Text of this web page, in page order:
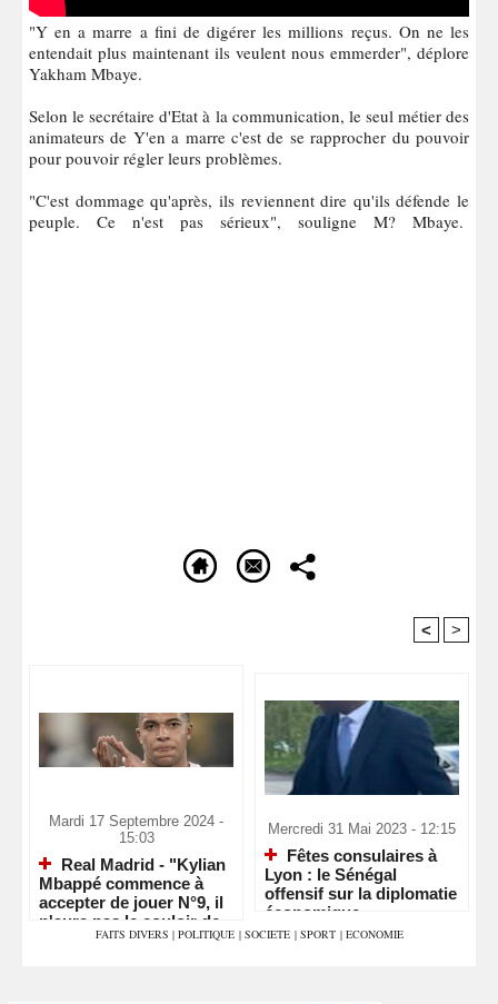
"Y en a marre a fini de digérer les millions reçus. On ne les
entendait plus maintenant ils veulent nous emmerder", déplore
Yakham Mbaye.
Selon le secrétaire d'Etat à la communication, le seul métier des
animateurs de Y'en a marre c'est de se rapprocher du pouvoir
pour pouvoir régler leurs problèmes.
"C'est dommage qu'après, ils reviennent dire qu'ils défende le
peuple. Ce n'est pas sérieux", souligne M? Mbaye.
< >
Mardi 17 Septembre 2024 -
15:03
Real Madrid - "Kylian
Mbappé commence à
accepter de jouer N°9, il
n'aura pas le couloir de
Vinicius"
Mercredi 31 Mai 2023 - 12:15
Fêtes consulaires à
Lyon : le Sénégal
offensif sur la diplomatie
économique
FAITS DIVERS | POLITIQUE | SOCIETE | SPORT | ECONOMIE